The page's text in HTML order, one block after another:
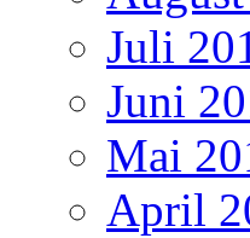
Juli
Juni
Mai
April